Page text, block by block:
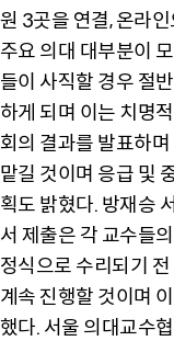
원 3곳을 연결, 온라
주요 의대 대부분이
들이 사직할 경우 절
하게 되며 이는 치명
회의 결과를 발표하
맡길 것이며 응급 및
획도 밝혔다. 방재승
서 제출은 각 교수들
정식으로 수리되기
계속 진행할 것이며
했다. 서울 의대교수